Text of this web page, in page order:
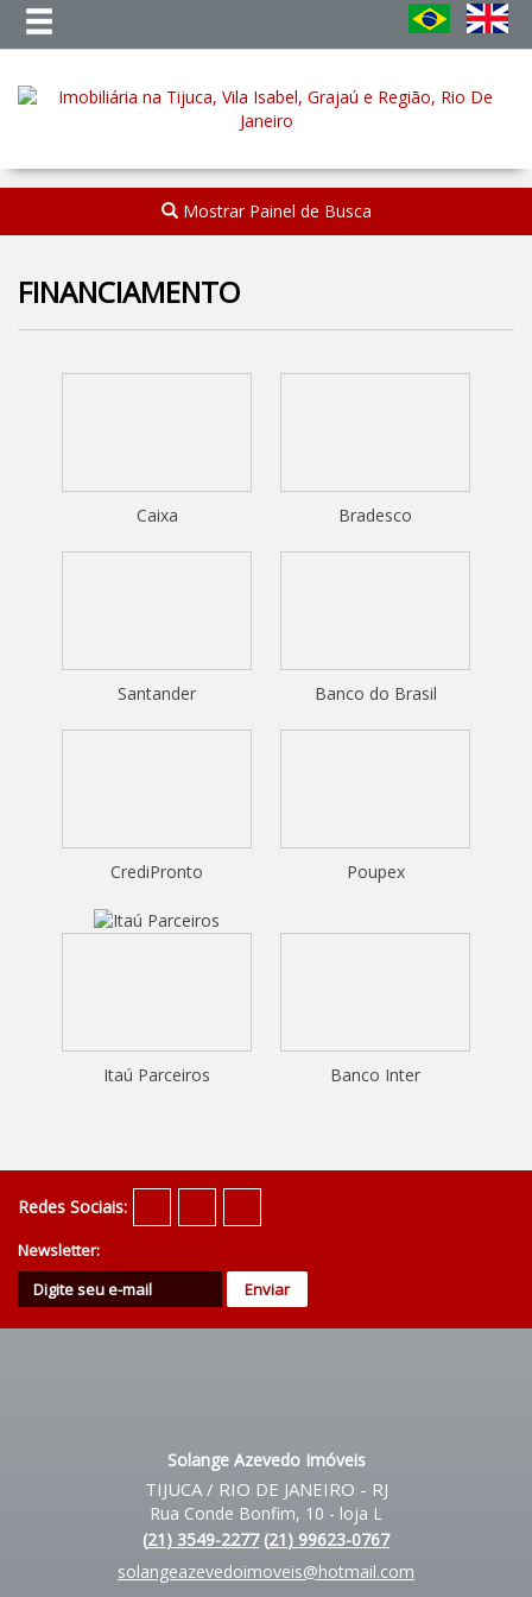
Mostrar Painel de Busca
FINANCIAMENTO
Caixa Bradesco
Santander Banco do Brasil
CrediPronto Poupex
Itaú Parceiros Banco Inter
Redes Sociais:
Newsletter:
Solange Azevedo Imóveis
TIJUCA / RIO DE JANEIRO - RJ
Rua Conde Bonfim, 10 - loja L
(21) 3549-2277 (21) 99623-0767
solangeazevedoimoveis@hotmail.com